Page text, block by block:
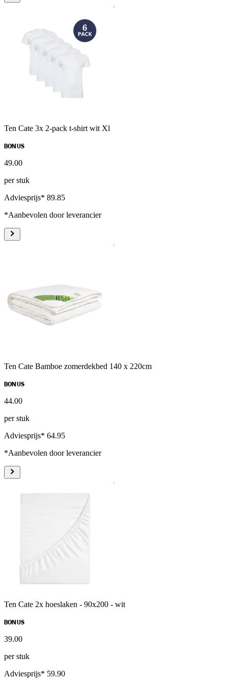
Ten Cate 3x 2-pack t-shirt wit Xl
BONUS
49.00
per stuk
Adviesprijs* 89.85
*Aanbevolen door leverancier
Ten Cate Bamboe zomerdekbed 140 x 220cm
BONUS
44.00
per stuk
Adviesprijs* 64.95
*Aanbevolen door leverancier
Ten Cate 2x hoeslaken - 90x200 - wit
BONUS
39.00
per stuk
Adviesprijs* 59.90